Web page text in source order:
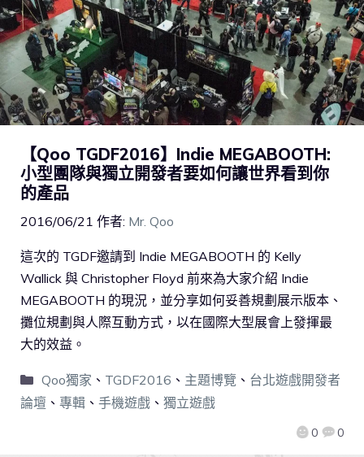
【Qoo TGDF2016】Indie MEGABOOTH:
小型團隊與獨立開發者要如何讓世界看到你
的產品
2016/06/21 作者: Mr. Qoo
0 0
這次的 TGDF邀請到 Indie MEGABOOTH 的 Kelly
Wallick 與 Christopher Floyd 前來為大家介紹 Indie
MEGABOOTH 的現況，並分享如何妥善規劃展示版本、
攤位規劃與人際互動方式，以在國際大型展會上發揮最
大的效益。
Qoo獨家 、 TGDF2016 、 主題博覽 、 台北遊戲開發者
論壇 、 專輯 、 手機遊戲 、 獨立遊戲